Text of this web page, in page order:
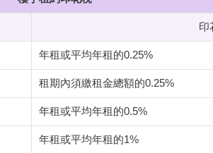
印
年租或平均年租的0.25%
租期內須繳租金總額的0.25%
年租或平均年租的0.5%
年租或平均年租的1%